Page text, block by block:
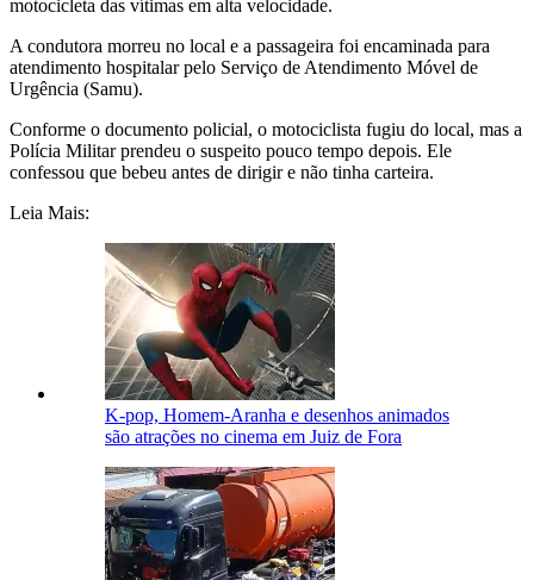
motocicleta das vítimas em alta velocidade.
A condutora morreu no local e a passageira foi encaminada para
atendimento hospitalar pelo Serviço de Atendimento Móvel de
Urgência (Samu).
Conforme o documento policial, o motociclista fugiu do local, mas a
Polícia Militar prendeu o suspeito pouco tempo depois. Ele
confessou que bebeu antes de dirigir e não tinha carteira.
Leia Mais:
K-pop, Homem-Aranha e desenhos animados
são atrações no cinema em Juiz de Fora